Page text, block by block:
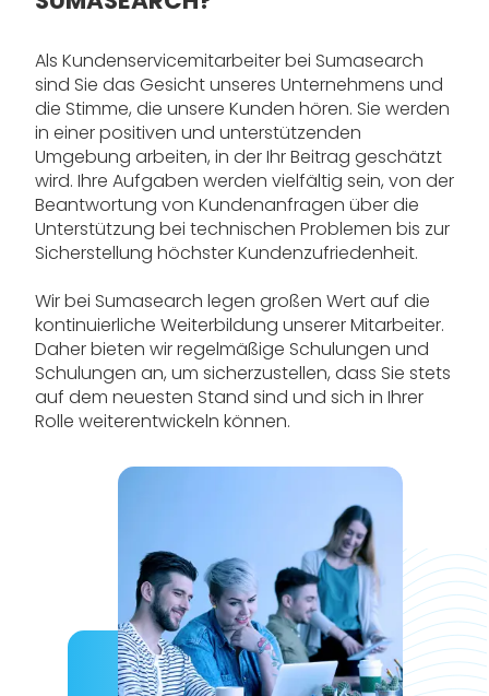
Als Kundenservicemitarbeiter bei Sumasearch
sind Sie das Gesicht unseres Unternehmens und
die Stimme, die unsere Kunden hören. Sie werden
in einer positiven und unterstützenden
Umgebung arbeiten, in der Ihr Beitrag geschätzt
wird. Ihre Aufgaben werden vielfältig sein, von der
Beantwortung von Kundenanfragen über die
Unterstützung bei technischen Problemen bis zur
Sicherstellung höchster Kundenzufriedenheit.
Wir bei Sumasearch legen großen Wert auf die
kontinuierliche Weiterbildung unserer Mitarbeiter.
Daher bieten wir regelmäßige Schulungen und
Schulungen an, um sicherzustellen, dass Sie stets
auf dem neuesten Stand sind und sich in Ihrer
Rolle weiterentwickeln können.